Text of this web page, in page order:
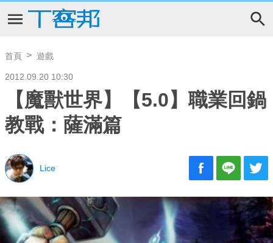
首頁 遊戲
2012.09.20 10:30
【魔獸世界】【5.0】職業回鍋
教戰：薩滿篇
Lice